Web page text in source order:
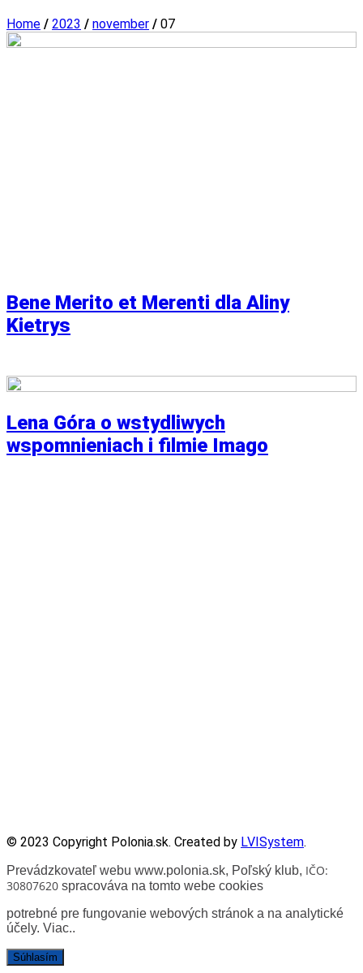
Home / 2023 / november / 07
Bene Merito et Merenti dla Aliny
Kietrys
Lena Góra o wstydliwych
wspomnieniach i filmie Imago
© 2023 Copyright Polonia.sk. Created by LVISystem.
Prevádzkovateľ webu www.polonia.sk, Poľský klub, IČO:
30807620 spracováva na tomto webe cookies
potrebné pre fungovanie webových stránok a na analytické
účely. Viac..
Súhlasím